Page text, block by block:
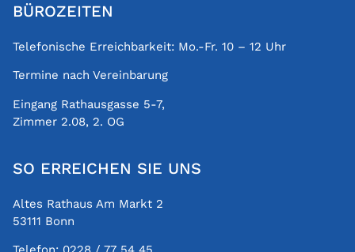
BÜROZEITEN
Telefonische Erreichbarkeit: Mo.-Fr. 10 – 12 Uhr
Termine nach Vereinbarung
Eingang Rathausgasse 5-7,
Zimmer 2.08, 2. OG
SO ERREICHEN SIE UNS
Altes Rathaus Am Markt 2
53111 Bonn